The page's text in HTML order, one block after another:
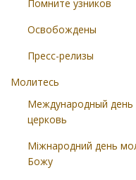
Помните узников
Освобождены
Пресс-релизы
Молитесь
Международный день
церковь
Міжнародний день
Божу